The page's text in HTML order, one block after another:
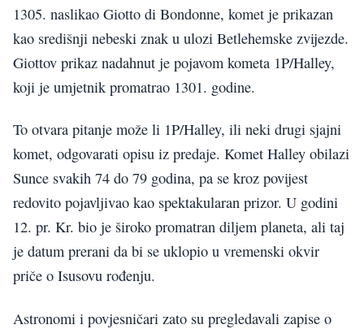
1305. naslikao Giotto di Bondonne, komet je prikazan
kao središnji nebeski znak u ulozi Betlehemske zvijezde.
Giottov prikaz nadahnut je pojavom kometa 1P/Halley,
koji je umjetnik promatrao 1301. godine.
To otvara pitanje može li 1P/Halley, ili neki drugi sjajni
komet, odgovarati opisu iz predaje. Komet Halley obilazi
Sunce svakih 74 do 79 godina, pa se kroz povijest
redovito pojavljivao kao spektakularan prizor. U godini
12. pr. Kr. bio je široko promatran diljem planeta, ali taj
je datum prerani da bi se uklopio u vremenski okvir
priče o Isusovu rođenju.
Astronomi i povjesničari zato su pregledavali zapise o